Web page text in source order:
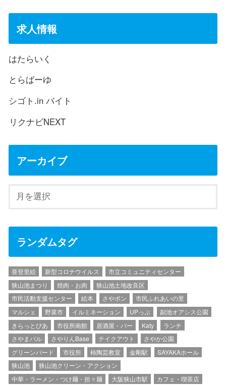
求人情報
はたらいく
とらばーゆ
シゴト.in バイト
リクナビNEXT
アーカイブ
ランダムタグ
亜登里絵 新型コロナウイルス
市立コミュニティセンター
狭山池まつり
焼肉・お肉
狭山池土地改良区
市民活動支援センター
絵本 さやポン
市民ふれあいの里
マルシェ
野菜市 イルミネーション UPっぷ
副池オアシス公園
きらっとぴあ
市役所南館 居酒屋・バー Katy
ランチ
さやまバル
さやりんBase テイクアウト
さやか公園
グリーンバード
市役所 柿陶芸教室 金剛駅
SAYAKAホール
狭山池
狭山池クリーン・アクション
中華・ラーメン・つけ麺・担々麺
大阪狭山市駅 カフェ・喫茶店